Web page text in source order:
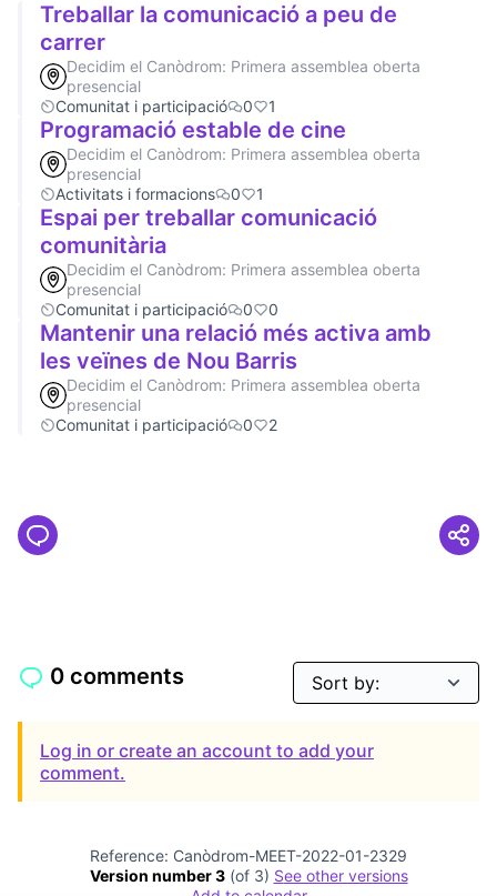
Treballar la comunicació a peu de
carrer
Decidim el Canòdrom: Primera assemblea oberta
presencial
Comunitat i participació
0 1
Programació estable de cine
Decidim el Canòdrom: Primera assemblea oberta
presencial
Activitats i formacions
0 1
Espai per treballar comunicació
comunitària
Decidim el Canòdrom: Primera assemblea oberta
presencial
Comunitat i participació
0 0
Mantenir una relació més activa amb
les veïnes de Nou Barris
Decidim el Canòdrom: Primera assemblea oberta
presencial
Comunitat i participació
0 2
0 comments
Log in or create an account to add your
comment.
Reference: Canòdrom-MEET-2022-01-2329
Version number 3(of 3)
see other versions